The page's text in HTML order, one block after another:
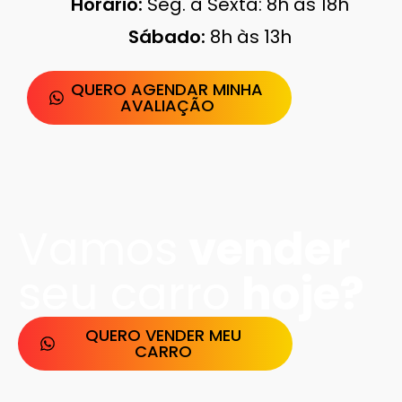
Sábado: 8h às 13h
QUERO AGENDAR MINHA
AVALIAÇÃO
QUERO VENDER MEU
CARRO